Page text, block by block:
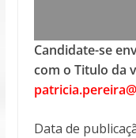
Candidate-se
com o Titulo da
Data de